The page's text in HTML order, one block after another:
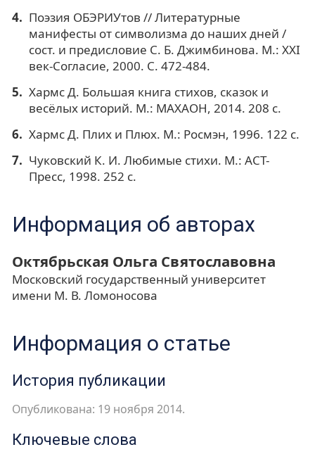
Поэзия ОБЭРИУтов // Литературные
манифесты от символизма до наших дней /
сост. и предисловие С. Б. Джимбинова. М.: ХХI
век-Согласие, 2000. С. 472-484.
Хармс Д. Большая книга стихов, сказок и
весёлых историй. М.: МАХАОН, 2014. 208 с.
Хармс Д. Плих и Плюх. М.: Росмэн, 1996. 122 с.
Чуковский К. И. Любимые стихи. М.: АСТ-
Пресс, 1998. 252 с.
Информация об авторах
Октябрьская Ольга Святославовна
Московский государственный университет
имени М. В. Ломоносова
Информация о статье
История публикации
Опубликована: 19 ноября 2014.
Ключевые слова